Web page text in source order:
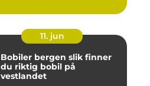
11. jun
Bobiler bergen slik finner
du riktig bobil på
vestlandet